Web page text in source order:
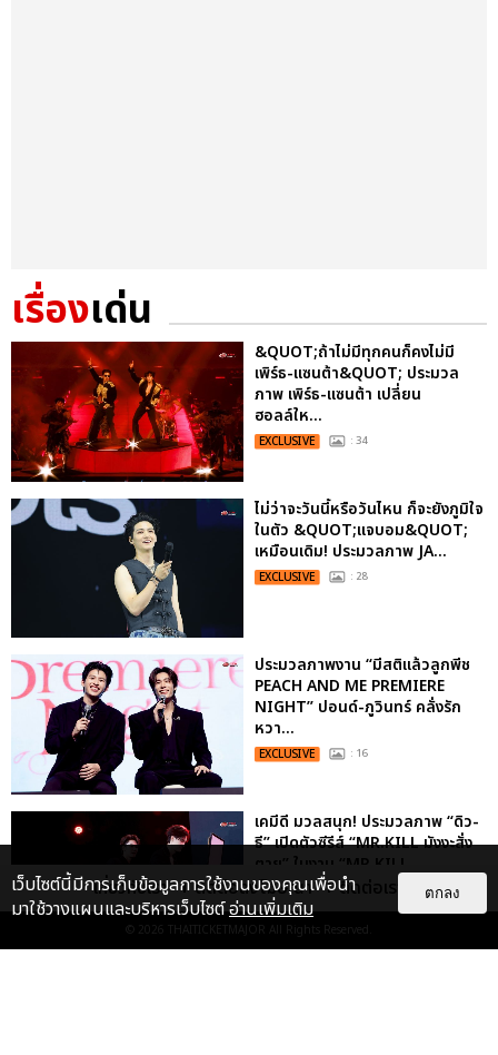
เรื่องเด่น
&QUOT;ถ้าไม่มีทุกคนก็คงไม่มี
เพิร์ธ-แซนต้า&QUOT; ประมวล
ภาพ เพิร์ธ-แซนต้า เปลี่ยน
ฮอลล์ให...
EXCLUSIVE : 34
ไม่ว่าจะวันนี้หรือวันไหน ก็จะยังภูมิใจ
ในตัว &QUOT;แจบอม&QUOT;
เหมือนเดิม! ประมวลภาพ JA...
EXCLUSIVE : 28
ประมวลภาพงาน “มีสติแล้วลูกพีช
PEACH AND ME PREMIERE
NIGHT” ปอนด์-ภูวินทร์ คลั่งรัก
หวา...
EXCLUSIVE : 16
เคมีดี มวลสนุก! ประมวลภาพ “ดิว-
ธี” เปิดตัวซีรีส์ “MR.KILL มังงะสั่ง
ตาย” ในงาน “MR.KILL...
EXCLUSIVE : 14
เกี่ยวกับเรา ติดต่อลงโฆษณา ติดต่อเรา
© 2026 THAITICKETMAJOR All Rights Reserved.
เว็บไซต์นี้มีการเก็บข้อมูลการใช้งานของคุณเพื่อนำ
มาใช้วางแผนและบริหารเว็บไซต์อ่านเพิ่มเติม
ตกลง